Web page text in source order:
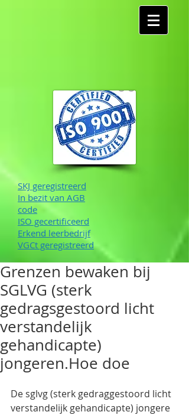
SKJ geregistreerd
In bezit van AGB
code
ISO gecertificeerd
Erkend leerbedrijf
VGCt geregistreerd
Grenzen bewaken bij
SGLVG (sterk
gedragsgestoord licht
verstandelijk
gehandicapte)
jongeren.Hoe doe
De sglvg (sterk gedraggestoord licht
verstandelijk gehandicapte) jongere